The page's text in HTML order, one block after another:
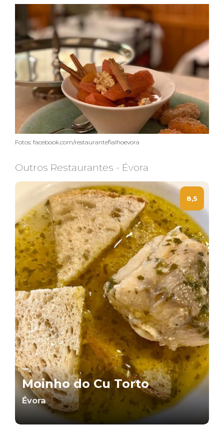
Fotos: facebook.com/restaurantefialhoevora
Outros Restaurantes - Évora
8,5
Moinho do Cu Torto
Évora